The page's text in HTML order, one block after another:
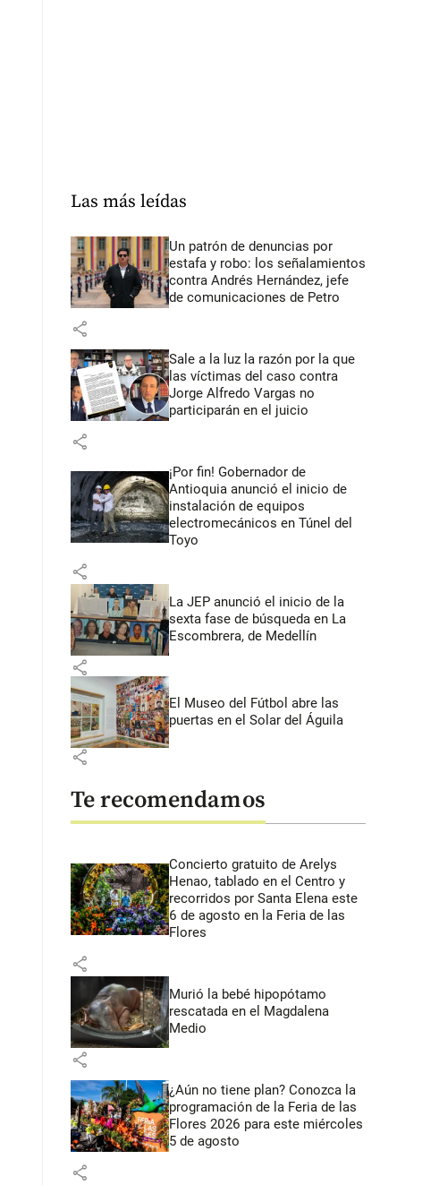
Las más leídas
Un patrón de denuncias por
estafa y robo: los señalamientos
contra Andrés Hernández, jefe
de comunicaciones de Petro
share
Sale a la luz la razón por la que
las víctimas del caso contra
Jorge Alfredo Vargas no
participarán en el juicio
share
¡Por fin! Gobernador de
Antioquia anunció el inicio de
instalación de equipos
electromecánicos en Túnel del
Toyo
share
La JEP anunció el inicio de la
sexta fase de búsqueda en La
Escombrera, de Medellín
share
El Museo del Fútbol abre las
puertas en el Solar del Águila
share
Te recomendamos
Concierto gratuito de Arelys
Henao, tablado en el Centro y
recorridos por Santa Elena este
6 de agosto en la Feria de las
Flores
share
Murió la bebé hipopótamo
rescatada en el Magdalena
Medio
share
¿Aún no tiene plan? Conozca la
programación de la Feria de las
Flores 2026 para este miércoles
5 de agosto
share